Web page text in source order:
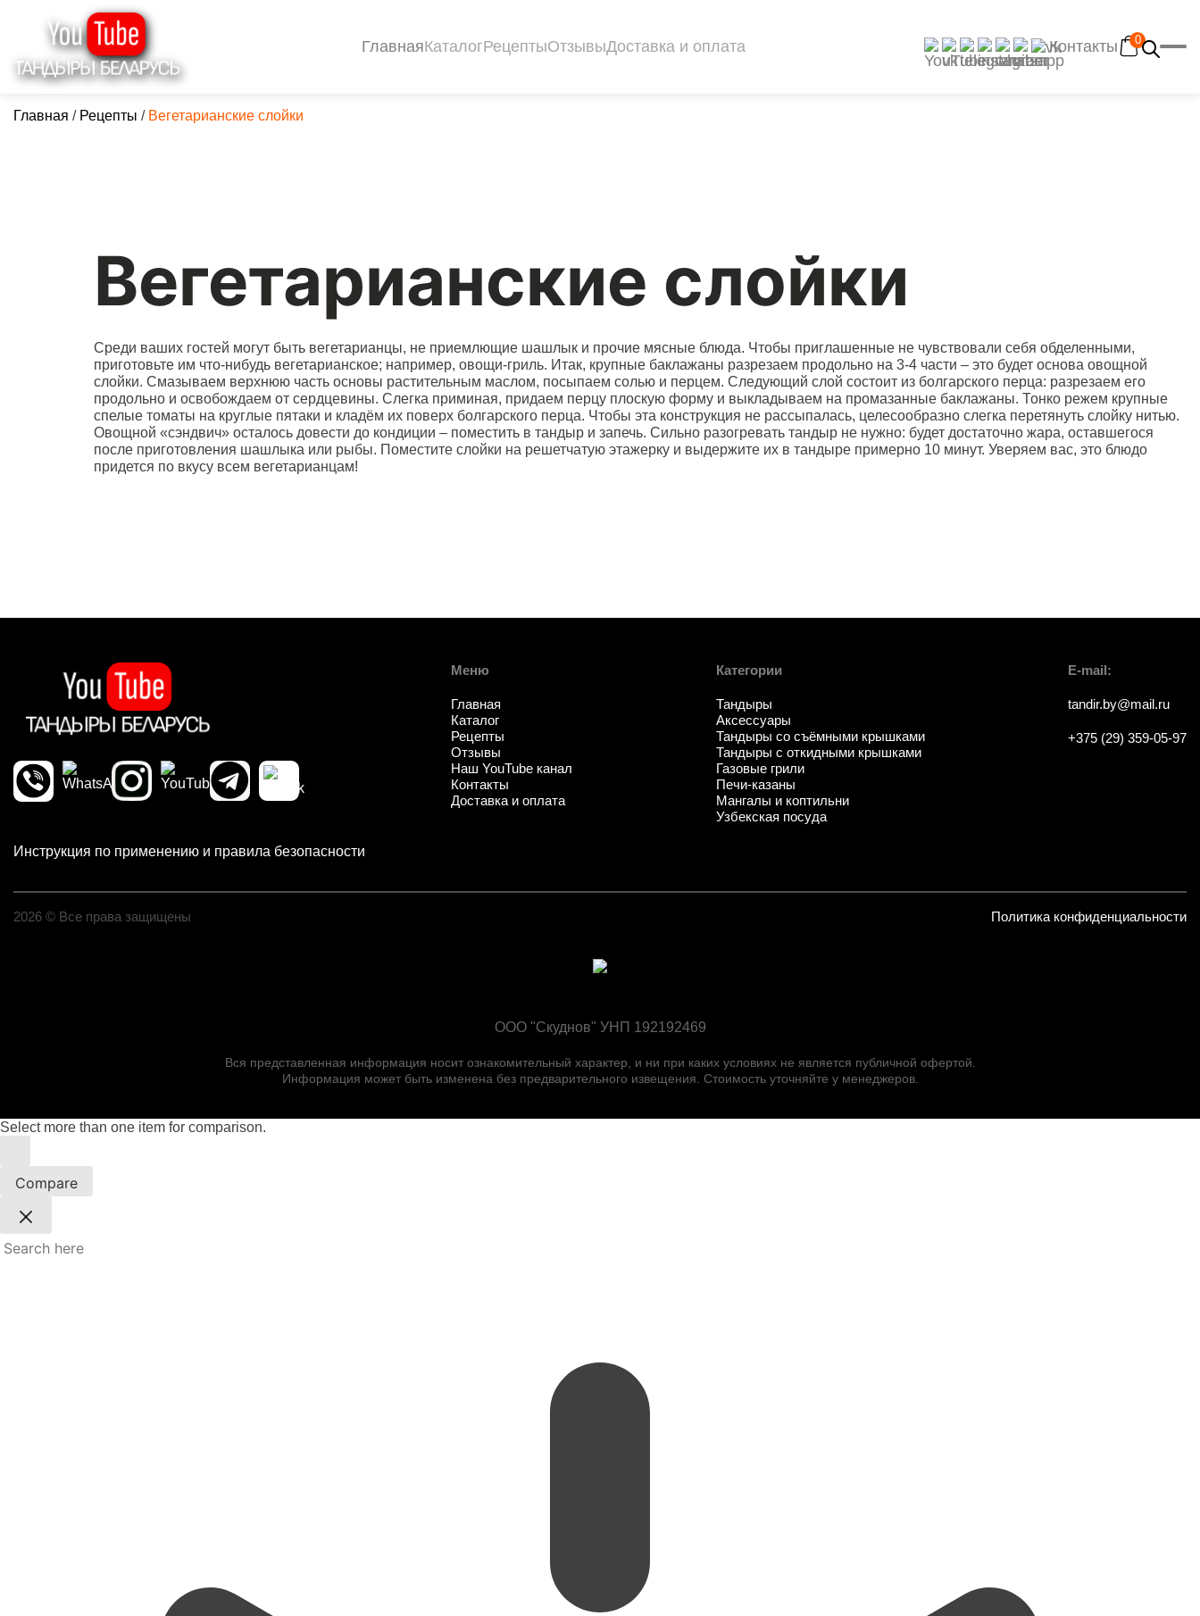
ГлавнаяКаталогРецептыОтзывыДоставка и оплата Контакты 0
Главная / Рецепты / Вегетарианские слойки
Вегетарианские слойки
Среди ваших гостей могут быть вегетарианцы, не приемлющие шашлык и прочие мясные блюда. Чтобы приглашенные не чувствовали себя обделенными,
приготовьте им что-нибудь вегетарианское; например, овощи-гриль. Итак, крупные баклажаны разрезаем продольно на 3-4 части – это будет основа овощной
слойки. Смазываем верхнюю часть основы растительным маслом, посыпаем солью и перцем. Следующий слой состоит из болгарского перца: разрезаем его
продольно и освобождаем от сердцевины. Слегка приминая, придаем перцу плоскую форму и выкладываем на промазанные баклажаны. Тонко режем крупные
спелые томаты на круглые пятаки и кладём их поверх болгарского перца. Чтобы эта конструкция не рассыпалась, целесообразно слегка перетянуть слойку нитью.
Овощной «сэндвич» осталось довести до кондиции – поместить в тандыр и запечь. Сильно разогревать тандыр не нужно: будет достаточно жара, оставшегося
после приготовления шашлыка или рыбы. Поместите слойки на решетчатую этажерку и выдержите их в тандыре примерно 10 минут. Уверяем вас, это блюдо
придется по вкусу всем вегетарианцам!
Меню
Главная
Каталог
Рецепты
Отзывы
Наш YouTube канал
Контакты
Доставка и оплата
Категории
Тандыры
Аксессуары
Тандыры со съёмными крышками
Тандыры с откидными крышками
Газовые грили
Печи-казаны
Мангалы и коптильни
Узбекская посуда
E-mail:
tandir.by@mail.ru
+375 (29) 359-05-97
Инструкция по применению и правила безопасности
2026 © Все права защищены Политика конфиденциальности
ООО "Скуднов" УНП 192192469
Вся представленная информация носит ознакомительный характер, и ни при каких условиях не является публичной офертой.
Информация может быть изменена без предварительного извещения. Стоимость уточняйте у менеджеров.
Select more than one item for comparison.
Compare